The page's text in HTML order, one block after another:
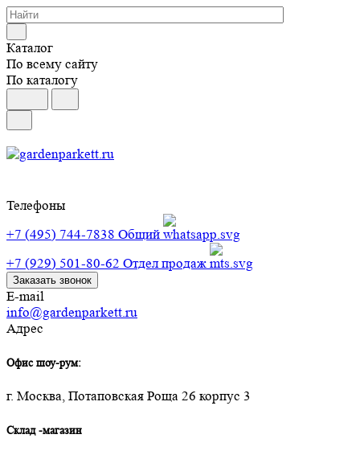
Каталог
По всему сайту
По каталогу
Телефоны
+7 (495) 744-7838 Общий
+7 (929) 501-80-62 Отдел продаж
Заказать звонок
E-mail
info@gardenparkett.ru
Адрес
Офис шоу-рум:
г. Москва, Потаповская Роща 26 корпус 3
Склад -магазин